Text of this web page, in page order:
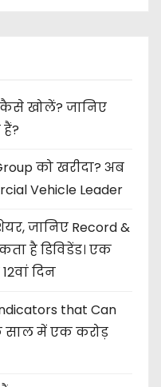
खोलें? जानिए
को खरीदा? अब
Vehicle Leader
जानिए Record &
है डिविडेंड। एक
दिन
that Can
साल में एक करोड़